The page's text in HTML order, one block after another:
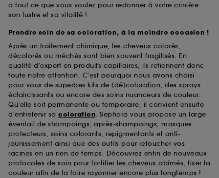
a tout ce que vous voulez pour redonner à votre crinière
son lustre et sa vitalité !
Prendre soin de sa coloration, à la moindre occasion !
Après un traitement chimique, les cheveux colorés,
décolorés ou méchés sont bien souvent fragilisés. En
qualité d’expert en produits capillaires, ils retiennent donc
toute notre attention. C’est pourquoi nous avons choisi
pour vous de superbes kits de (dé)coloration, des sprays
éclaircissants ou encore des soins nuanceurs de couleur.
Qu’elle soit permanente ou temporaire, il convient ensuite
d’entretenir sa coloration. Sephora vous propose un large
éventail de shampoings, après-shampoings, masques
protecteurs, soins colorants, repigmentants et anti-
jaunissement ainsi que des outils pour retoucher vos
racines en un rien de temps. Découvrez enfin de nouveaux
protocoles de soin pour fortifier les cheveux abîmés, fixer la
couleur afin de la faire rayonner encore plus longtemps !